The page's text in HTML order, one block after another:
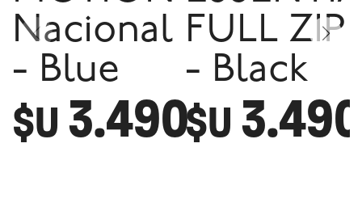
Nacional
- Blue
$U 3.490
FULL ZIP
- Black
$U 3.490